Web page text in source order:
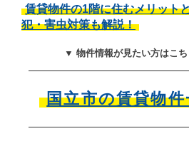
賃貸物件の1階に住むメリット
犯・害虫対策も解説！
▼ 物件情報が見たい方はこ
国立市の賃貸物